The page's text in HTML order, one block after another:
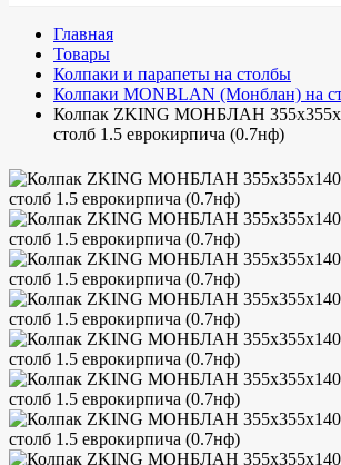
Главная
Товары
Колпаки и парапеты на столбы
Колпаки MONBLAN (Монблан) на
Колпак ZKING МОНБЛАН
столб 1.5 еврокирпича (0.7нф)